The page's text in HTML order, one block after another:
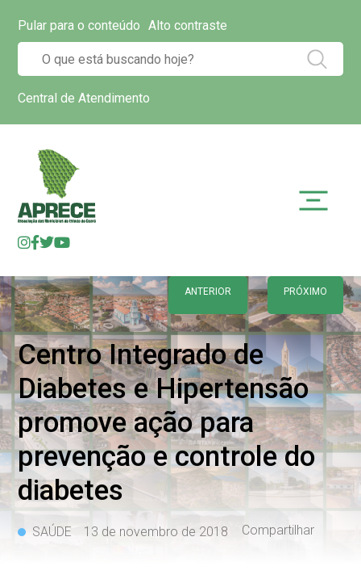
Pular para o conteúdo Alto contraste
Central de Atendimento
ANTERIOR PRÓXIMO
Centro Integrado de
Diabetes e Hipertensão
promove ação para
prevenção e controle do
diabetes
SAÚDE 13 de novembro de 2018 Compartilhar